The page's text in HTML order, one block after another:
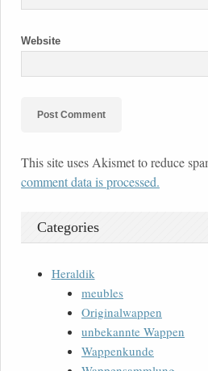
Website
This site uses Akismet to reduce
comment data is processed.
Categories
Heraldik
meubles
Originalwappen
unbekannte Wappen
Wappenkunde